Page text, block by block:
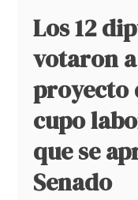
Los 12
votaron
proyecto
cupo
que se
Senado